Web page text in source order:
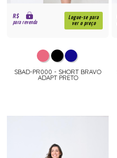
R$
para revenda
Logue-se para
ver o preço
SBAD-PR000 - SHORT BRAVO
ADAPT PRETO